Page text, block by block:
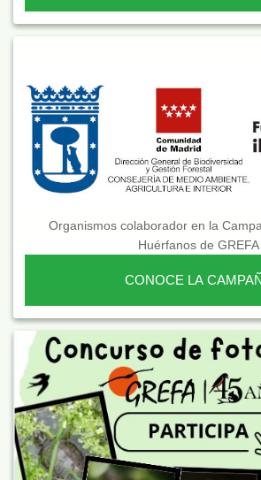
Organismos colaborador en la
Huérfanos de GREFA
CONOCE LA